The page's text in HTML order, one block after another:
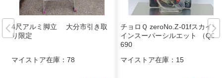
4尺アルミ脚立 大分市引き取
り限定
マイストア在庫： 78
チョロＱ zeroNo.Z-01fスカイラ
インスーパーシルエット （Q05
690
マイストア在庫： 15